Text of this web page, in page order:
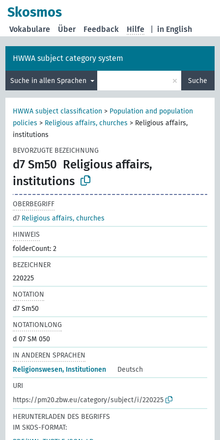
Skosmos
in English
Vokabulare Über Feedback Hilfe
HWWA subject category system
Suche in allen Sprachen × Suche
HWWA subject classification > Population and population
policies > Religious affairs, churches > Religious affairs,
institutions
BEVORZUGTE BEZEICHNUNG
d7 Sm50 Religious affairs,
institutions
OBERBEGRIFF
d7 Religious affairs, churches
HINWEIS
folderCount: 2
BEZEICHNER
220225
NOTATION
d7 Sm50
NOTATIONLONG
d 07 SM 050
IN ANDEREN SPRACHEN
Religionswesen, Institutionen
Deutsch
URI
https://pm20.zbw.eu/category/subject/i/220225
HERUNTERLADEN DES BEGRIFFS
IM SKOS-FORMAT: